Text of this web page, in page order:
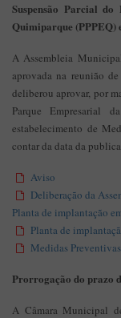
Suspensão Parcial
Quimiparque (PPPEQ)
A Assembleia
aprovada na reunião
deliberou aprovar, por
Parque Empresarial
estabelecimento de
contar da data da
Aviso
Deliberação da
Planta de implantação
Planta de
Medidas Preventivas
Prorrogação do prazo
A Câmara Municipal